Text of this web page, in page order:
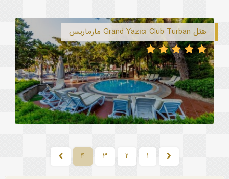
هتل Grand Yazıcı Club Turban مارماریس
۱ ۲ ۳ ۴